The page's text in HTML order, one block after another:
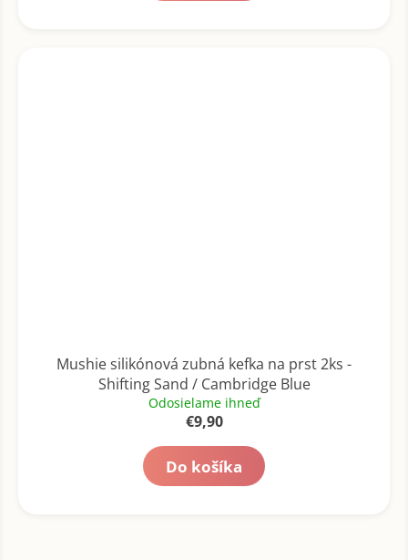
Mushie silikónová zubná kefka na prst 2ks -
Shifting Sand / Cambridge Blue
Odosielame ihneď
€9,90
Do košíka